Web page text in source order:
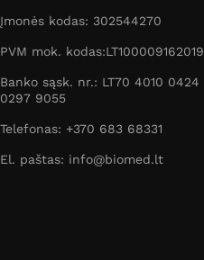
Įmonės kodas: 302544270
PVM mok. kodas:LT100009162019
Banko sąsk. nr.: LT70 4010 0424
0297 9055
Telefonas: +370 683 68331
El. paštas: info@biomed.lt